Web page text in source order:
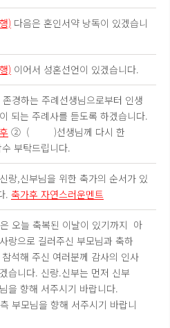
) 다음은 혼인서약 낭독이 있겠습니
) 이어서 성혼선언이 있겠습니다.
경하는 주례선생님으로부터 인생
되는 주례사를 듣도록 하겠습니다.
② ( )선생님께 다시 한
부탁드립니다.
랑,신부님을 위한 축가의 순서가 있
. 축가후 자연스러운멘트
오늘 축복된 이날이 있기까지 아
랑으로 길러주신 부모님과 축하
석해 주신 여러분께 감사의 인사
습니다. 신랑.신부는 먼저 신부
을 향해 서주시기 바랍니다.
부모님을 향해 서주시기 바랍니